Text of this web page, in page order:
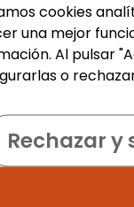
1
y
1
3
cookies
una mejor
Al pulsar
o
Rechazar